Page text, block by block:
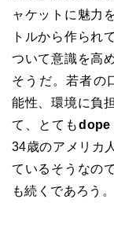
ャケットに魅力
トルから作られ
ついて意識を高
そうだ。若者の
能性、環境に負
て、とてもdope
34歳のアメリカ
ているそうなの
も続くであろう。